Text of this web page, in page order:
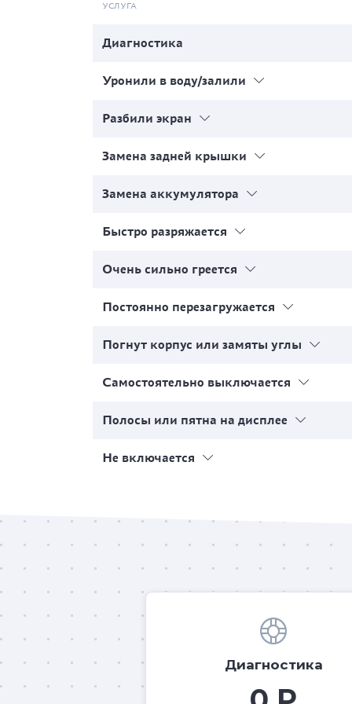
УСЛУГА
Диагностика
Уронили в воду/залили
Разбили экран
Замена задней крышки
Замена аккумулятора
Быстро разряжается
Очень сильно греется
Постоянно перезагружается
Погнут корпус или замяты углы
Самостоятельно выключается
Полосы или пятна на дисплее
Не включается
Диагностика